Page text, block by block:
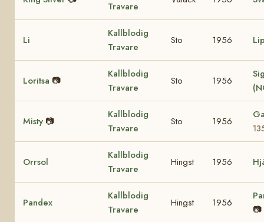
Travare
Li
Kallblodig
Travare
Sto 1956
Loritsa 📷
Kallblodig
Travare
Sto 1956
Misty 📷
Kallblodig
Travare
Sto 1956
Orrsol
Kallblodig
Travare
Hingst 1956
Pandex
Kallblodig
Travare
Hingst 1956
📷